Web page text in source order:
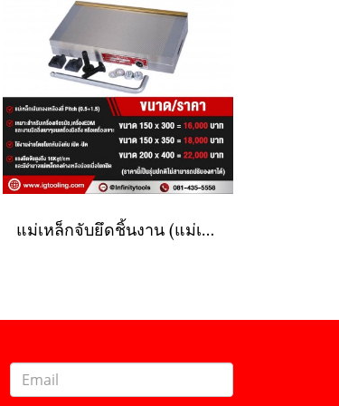
แม่เหล็กจับยึดชิ้นงาน (แม่เหล็กถาวรเส้นแรงถี่)